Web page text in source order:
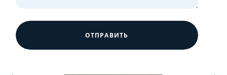
ОТПРАВИТЬ